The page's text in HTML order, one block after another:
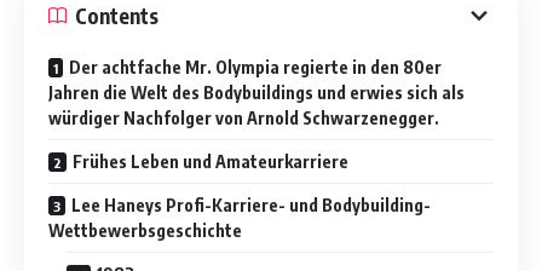
Contents
Der achtfache Mr. Olympia regierte in den 80er
Jahren die Welt des Bodybuildings und erwies sich als
würdiger Nachfolger von Arnold Schwarzenegger.
Frühes Leben und Amateurkarriere
Lee Haneys Profi-Karriere- und Bodybuilding-
Wettbewerbsgeschichte